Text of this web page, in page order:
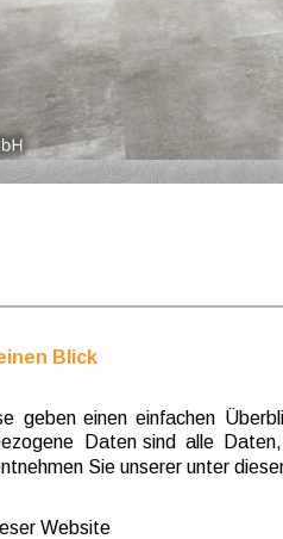
Blick
geben einen einfachen
Daten sind alle
Sie unserer unter
Website